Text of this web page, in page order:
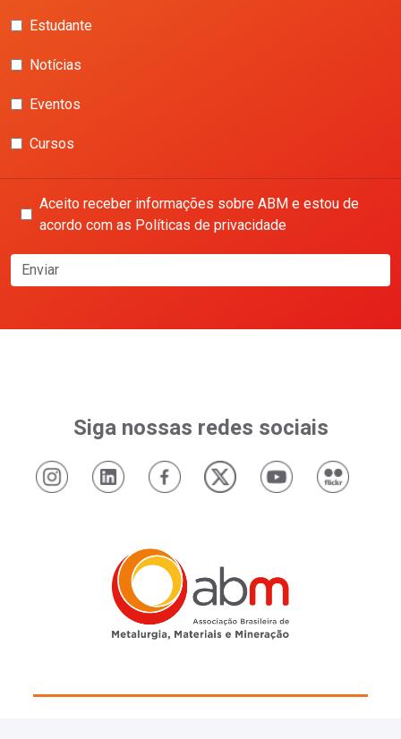
Estudante
Notícias
Eventos
Cursos
Aceito receber informações sobre ABM e estou de
acordo com as Políticas de privacidade
Enviar
Siga nossas redes sociais